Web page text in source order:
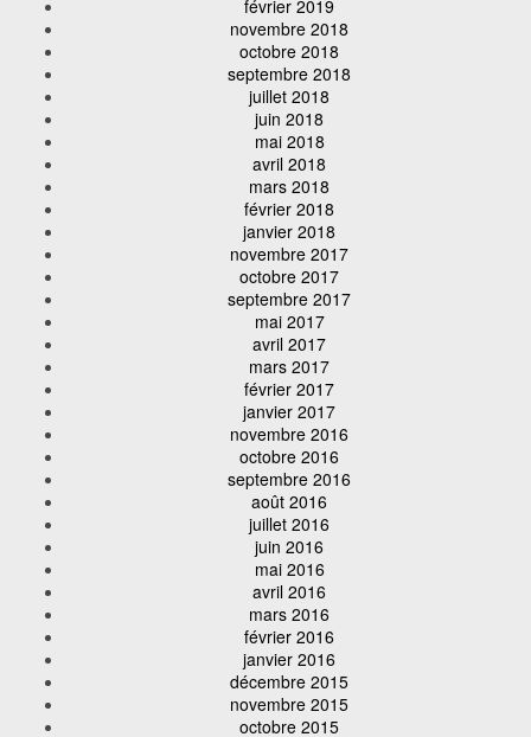
février 2019
novembre 2018
octobre 2018
septembre 2018
juillet 2018
juin 2018
mai 2018
avril 2018
mars 2018
février 2018
janvier 2018
novembre 2017
octobre 2017
septembre 2017
mai 2017
avril 2017
mars 2017
février 2017
janvier 2017
novembre 2016
octobre 2016
septembre 2016
août 2016
juillet 2016
juin 2016
mai 2016
avril 2016
mars 2016
février 2016
janvier 2016
décembre 2015
novembre 2015
octobre 2015